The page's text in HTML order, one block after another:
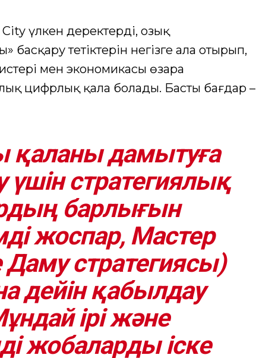
үлкен деректерді, озық
тетіктерін негізге ала отырып,
мен экономикасы өзара
цифрлық қала болады. Басты бағдар –
қаланы дамытуға
үшін стратегиялық
барлығын
жоспар, Мастер
стратегиясы)
дейін қабылдау
ірі және
жобаларды іске